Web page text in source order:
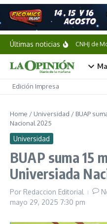
Saltar al contenido
Últimas noticias CNHJ de
Edición Impresa
Home / Universidad / BUAP
Nacional 2025
Universidad
BUAP suma 15
Universiada
Por Redaccion Editorial
mayo 29, 2025 7:30 pm